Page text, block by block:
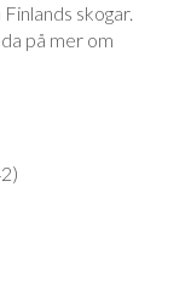
skogar.
på mer om